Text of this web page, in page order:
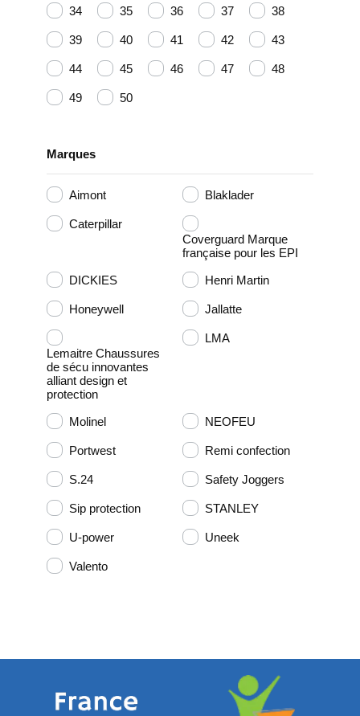
34 35 36 37 38
39 40 41 42 43
44 45 46 47 48
49 50
Marques
Aimont Blaklader
Caterpillar
Coverguard Marque
française pour les EPI
DICKIES
Henri Martin
Honeywell Jallatte
Lemaitre Chaussures
de sécu innovantes
alliant design et
protection
LMA
Molinel NEOFEU
Portwest Remi confection
S.24 Safety Joggers
Sip protection STANLEY
U-power Uneek
Valento